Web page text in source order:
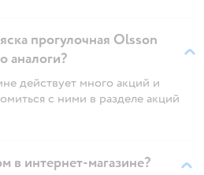
прогулочная Olsson
аналоги?
действует много акций и
с ними в разделе акций
в интернет-магазине?